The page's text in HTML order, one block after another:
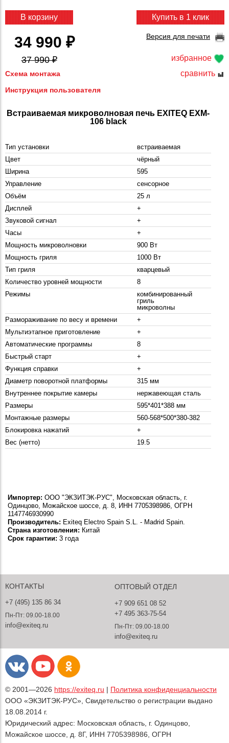
избранное
сравнить
В корзину
34 990 ₽
37 990 ₽
Купить в 1 клик
Версия для печати
Схема монтажа
Инструкция пользователя
Встраиваемая микроволновая печь EXITEQ EXM-
106 black
Тип установки
встраиваемая
Цвет
чёрный
Ширина
595
Управление
сенсорное
Объём
25 л
Дисплей
+
Звуковой сигнал
+
Часы
+
Мощность микроволновки
900 Вт
Мощность гриля
1000 Вт
Тип гриля
кварцевый
Количество уровней мощности
8
Режимы
комбинированный
гриль
микроволны
Размораживание по весу и времени
+
Мультиэтапное приготовление
+
Автоматические программы
8
Быстрый старт
+
Функция справки
+
Диаметр поворотной платформы
315 мм
Внутреннее покрытие камеры
нержавеющая сталь
Размеры
595*401*388 мм
Монтажные размеры
560-568*500*380-382
Блокировка нажатий
+
Вес (нетто)
19.5
Импортер: ООО "ЭКЗИТЭК-РУС", Московская область, г.
Одинцово, Можайское шоссе, д. 8, ИНН 7705398986, ОГРН
1147746930990
Производитель: Exiteq Electro Spain S.L. - Madrid Spain.
Страна изготовления: Китай
Срок гарантии: 3 года
КОНТАКТЫ
+7 (495) 135 86 34
Пн-Пт: 09.00-18.00
info@exiteq.ru
ОПТОВЫЙ ОТДЕЛ
+7 909 651 08 52
+7 495 363-75-54
Пн-Пт: 09.00-18.00
info@exiteq.ru
© 2001—2026 https://exiteq.ru | Политика конфиденциальности
ООО «ЭКЗИТЭК-РУС», Свидетельство о регистрации выдано
18.08.2014 г.
Юридический адрес: Московская область, г. Одинцово,
Можайское шоссе, д. 8Г, ИНН 7705398986, ОГРН